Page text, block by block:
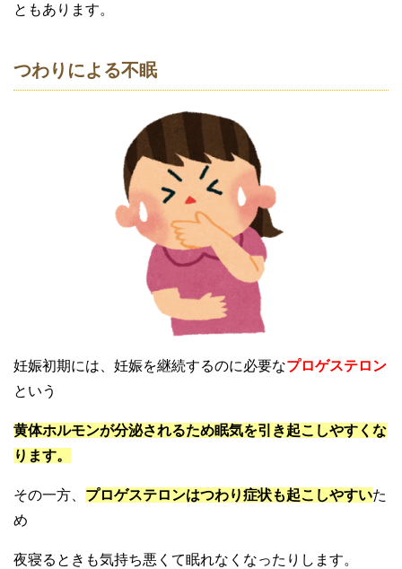
ともあります。
つわりによる不眠
妊娠初期には、妊娠を継続するのに必要なプロゲステロン
という
黄体ホルモンが分泌されるため眠気を引き起こしやすくな
ります。
その一方、 プロゲステロンはつわり症状も起こしやすいた
め
夜寝るときも気持ち悪くて眠れなくなったりします。